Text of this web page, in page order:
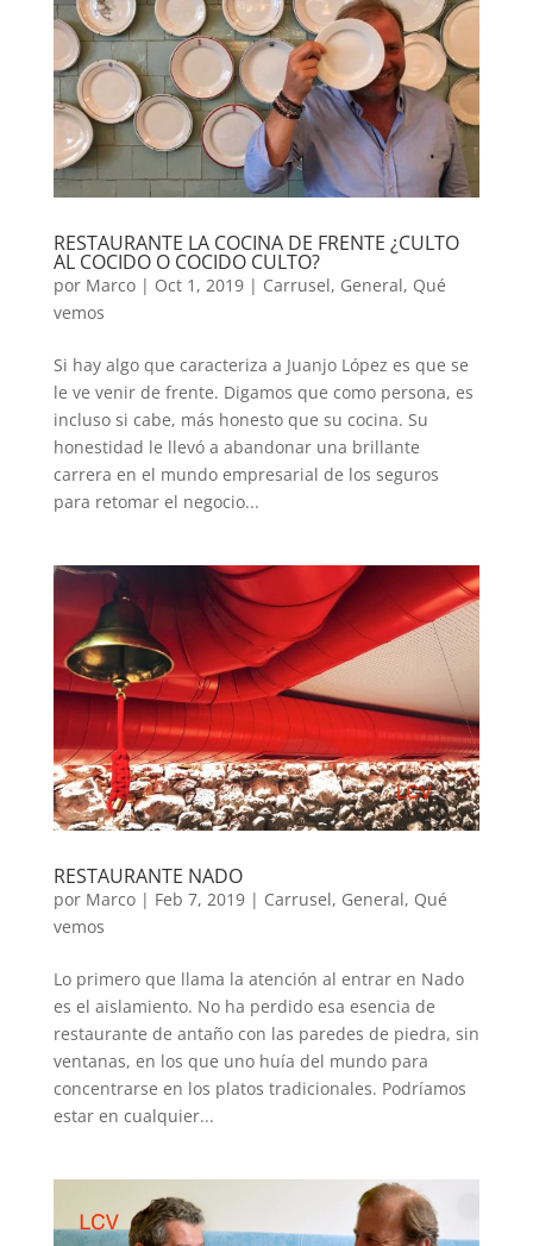
RESTAURANTE LA COCINA DE FRENTE ¿CULTO
AL COCIDO O COCIDO CULTO?
por Marco| Oct 1, 2019| Carrusel, General, Qué
vemos
Si hay algo que caracteriza a Juanjo López es que se
le ve venir de frente. Digamos que como persona, es
incluso si cabe, más honesto que su cocina. Su
honestidad le llevó a abandonar una brillante
carrera en el mundo empresarial de los seguros
para retomar el negocio...
RESTAURANTE NADO
por Marco| Feb 7, 2019| Carrusel, General, Qué
vemos
Lo primero que llama la atención al entrar en Nado
es el aislamiento. No ha perdido esa esencia de
restaurante de antaño con las paredes de piedra, sin
ventanas, en los que uno huía del mundo para
concentrarse en los platos tradicionales. Podríamos
estar en cualquier...